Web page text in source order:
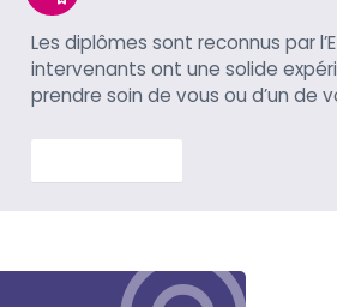
Les diplômes sont reconnus par
intervenants ont une solide
prendre soin de vous ou d’un de